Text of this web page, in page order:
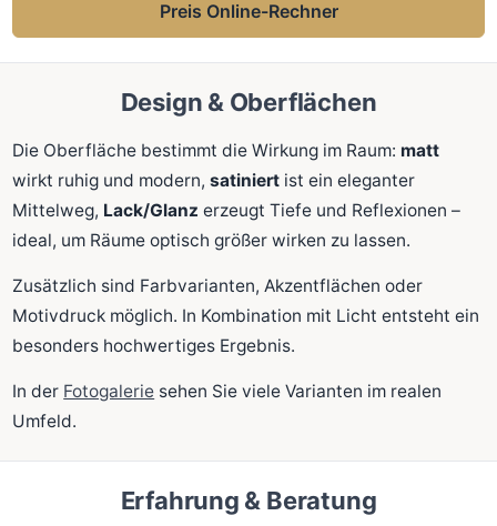
Preis Online-Rechner
Design & Oberflächen
Die Oberfläche bestimmt die Wirkung im Raum: matt
wirkt ruhig und modern,satiniert ist ein eleganter
Mittelweg, Lack/Glanz erzeugt Tiefe und Reflexionen –
ideal, um Räume optisch größer wirken zu lassen.
Zusätzlich sind Farbvarianten, Akzentflächen oder
Motivdruck möglich. In Kombination mit Licht entsteht ein
besonders hochwertiges Ergebnis.
In der Fotogalerie sehen Sie viele Varianten im realen
Umfeld.
Erfahrung & Beratung